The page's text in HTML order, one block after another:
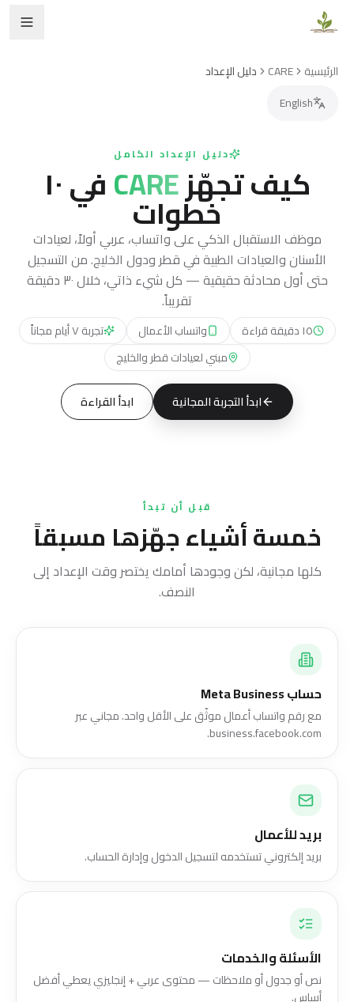
الرئيسية CARE
دليل الإعداد
English
دليل الإعداد الكامل
كيف تجهّزCARE في ١٠
خطوات
موظف الاستقبال الذكي على واتساب، عربي أولاً، لعيادات
الأسنان والعيادات الطبية في قطر ودول الخليج. من التسجيل
حتى أول محادثة حقيقية — كل شيء ذاتي، خلال ٣٠ دقيقة
تقريباً.
١٥ دقيقة قراءة واتساب الأعمال
تجربة ٧ أيام مجاناً
مبني لعيادات قطر والخليج
ابدأ التجربة المجانية ابدأ القراءة
قبل أن تبدأ
خمسة أشياء جهّزها مسبقاً
كلها مجانية، لكن وجودها أمامك يختصر وقت الإعداد إلى
النصف.
حساب Meta Business
مع رقم واتساب أعمال موثّق على الأقل واحد. مجاني عبر
business.facebook.com.
بريد للأعمال
بريد إلكتروني تستخدمه لتسجيل الدخول وإدارة الحساب.
الأسئلة والخدمات
نص أو جدول أو ملاحظات — محتوى عربي + إنجليزي يعطي أفضل
أساس.